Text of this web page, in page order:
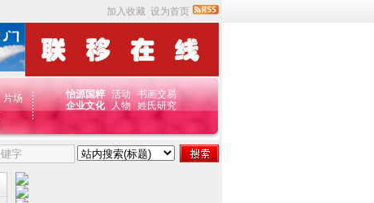
加入收藏 设为首页
片场
怡源国粹 活动 书画交易
企业文化
人物 姓氏研究